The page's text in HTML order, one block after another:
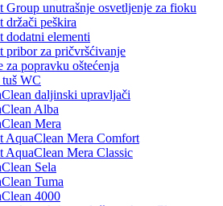
Group unutrašnje osvetljenje za fioku
držači peškira
dodatni elementi
pribor za pričvršćivanje
za popravku oštećenja
WC
daljinski upravljači
Alba
Mera
AquaClean Mera Comfort
AquaClean Mera Classic
Sela
Tuma
4000